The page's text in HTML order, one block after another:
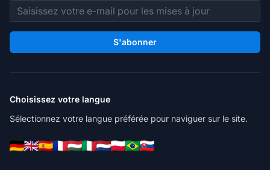
Adresse e-mail
S'abonner
Choisissez votre langue
Sélectionnez votre langue préférée pour naviguer sur le site.